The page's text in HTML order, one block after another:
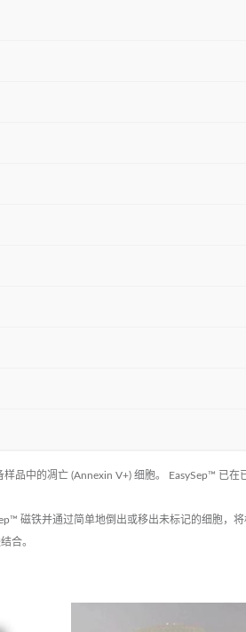
品中的凋亡 (Annexin V+) 细胞。 EasySep™ 已
磁铁并通过简单地倒出或移出未标记的细胞，
合。